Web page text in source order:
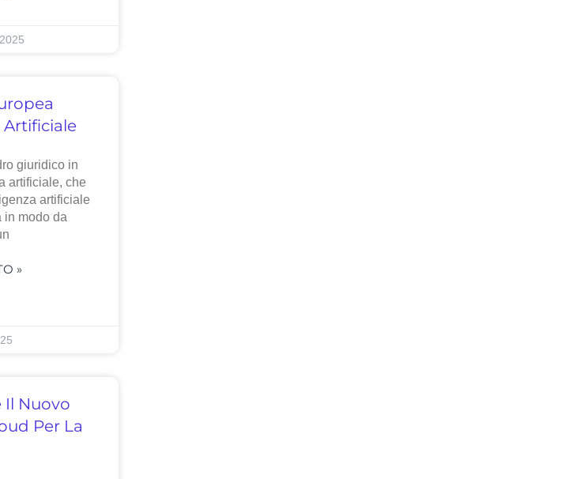
Artificiale
giuridico in
artificiale, che
artificiale
in modo da
»
Il Nuovo
Per La